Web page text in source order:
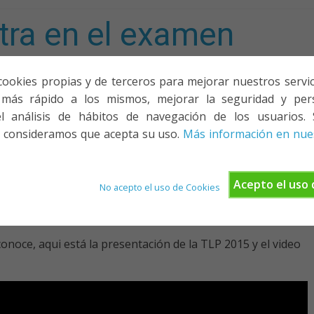
propias y de terceros para mejorar nuestros
rápido a los mismos, mejorar la seguridad y
análisis de hábitos de navegación de los usuarios.
que acepta su uso. Más información en
Acepto el uso
No acepto el uso de Cookies
en el examen
PONENCIAS Y CURSOS ¿QUIÉNES SOMOS?
aqui está la presentación de la TLP 2015 y el video